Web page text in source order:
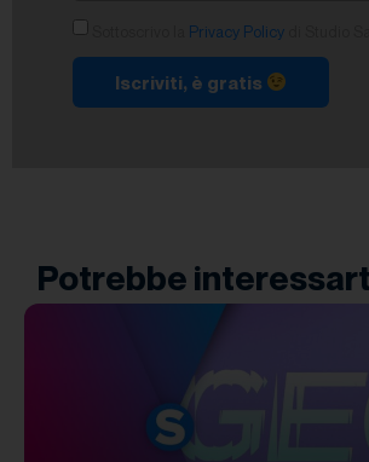
Privacy Policy
Iscriviti, è gratis
Potrebbe